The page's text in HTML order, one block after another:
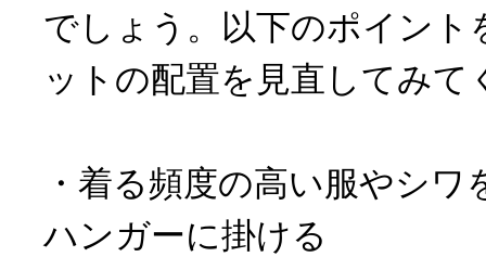
でしょう。以下のポイント
ットの配置を見直してみて
・着る頻度の高い服やシ
ハンガーに掛ける